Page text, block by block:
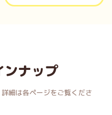
ンナップ
細は各ページをご覧くださ